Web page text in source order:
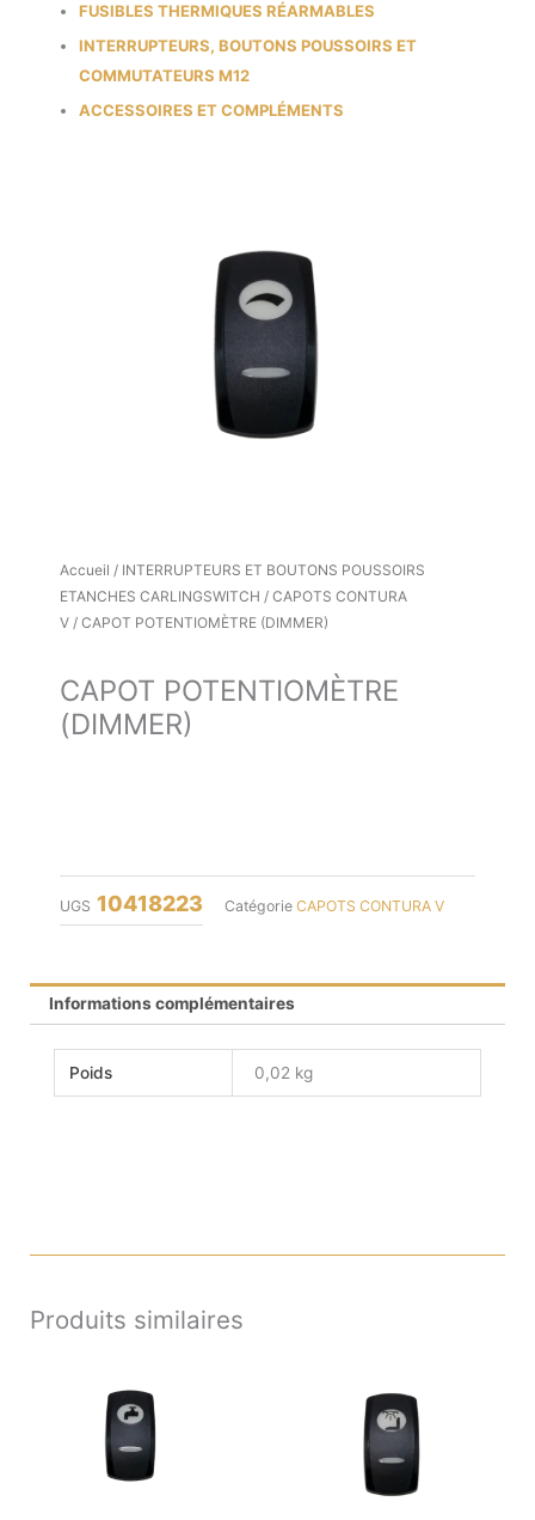
FUSIBLES THERMIQUES RÉARMABLES
INTERRUPTEURS, BOUTONS POUSSOIRS ET
COMMUTATEURS M12
ACCESSOIRES ET COMPLÉMENTS
Accueil / INTERRUPTEURS ET BOUTONS POUSSOIRS
ETANCHES CARLINGSWITCH / CAPOTS CONTURA
V / CAPOT POTENTIOMÈTRE (DIMMER)
CAPOT POTENTIOMÈTRE
(DIMMER)
UGS 10418223 Catégorie CAPOTS CONTURA V
Informations complémentaires
Poids 0,02 kg
Produits similaires